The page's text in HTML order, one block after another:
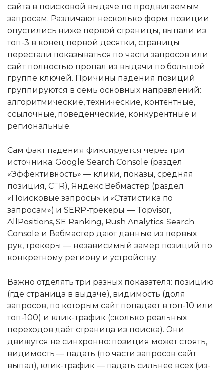
сайта в поисковой выдаче по продвигаемым
запросам. Различают несколько форм: позиции
опустились ниже первой страницы, выпали из
топ-3 в конец первой десятки, страницы
перестали показываться по части запросов или
сайт полностью пропал из выдачи по большой
группе ключей. Причины падения позиций
группируются в семь основных направлений:
алгоритмические, технические, контентные,
ссылочные, поведенческие, конкурентные и
региональные.
Сам факт падения фиксируется через три
источника: Google Search Console (раздел
«Эффективность» — клики, показы, средняя
позиция, CTR), Яндекс.Вебмастер (раздел
«Поисковые запросы» и «Статистика по
запросам») и SERP-трекеры — Topvisor,
AllPositions, SE Ranking, Rush Analytics. Search
Console и Вебмастер дают данные из первых
рук, трекеры — независимый замер позиций по
конкретному региону и устройству.
Важно отделять три разных показателя: позицию
(где страница в выдаче), видимость (доля
запросов, по которым сайт попадает в топ-10 или
топ-100) и клик-трафик (сколько реальных
переходов даёт страница из поиска). Они
движутся не синхронно: позиция может стоять,
видимость — падать (по части запросов сайт
выпал), клик-трафик — падать сильнее всех (из-